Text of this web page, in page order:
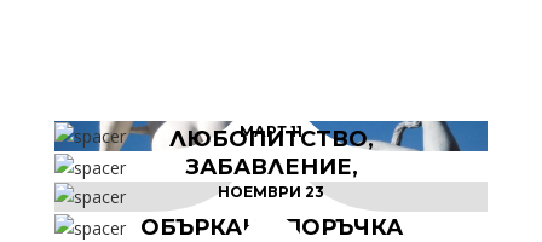
ЛЮБОПИТСТВО,
ЗАБАВЛЕНИЕ,
СЕНЗАЦИЯ
БЪРБОРИНИ
МАРТ 11
ОБЪРКАНА ПОРЪЧКА
НОЕМВРИ 23